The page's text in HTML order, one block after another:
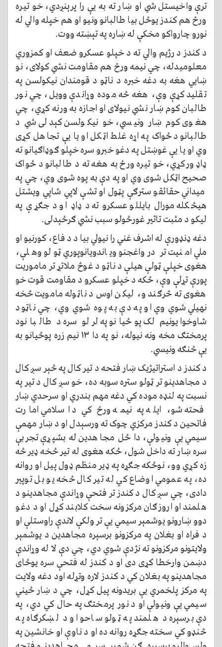
ترې واخيستل شي او ښار ته به یې را پرېنږدي، خو تیره
ورځ هم کندز یوځل بیا طالبانو ونیو او هم خپله والي له
نورو چارواکو مخکې له ښاره په تېښته ووت.
د کندز د رژیم والي ته د خپلو عسکرو ضعف او کمزوري
معلوميدله، چي نیمه ورځ هم مقاومت نشي کولای، نو
ښايي هغه به دغه خبره د ناټو د قومندان نيکولسن په
تقلید کړې وې، هغه څه موده وړاندې وویل، چي نور
طالبان کوم ښار نشي نيولای او اجازه به ورنه کړي، چي
هغوی کوم ښار ونیسي، خو نيکولسن کېدلی شي د
طالبانو د ځواک په اړه غلط اټکل او یا يې تجاهل کړی
وي او یا يې غوښتل په دغو خبرو سره خپلو ګوډاګیانو ته
ډاډ ورکړي، خو تیره ورځ به هغه ته د طالبانو د ځواک
صحيح اټکل شوی وي او په دې به پوه شوی وي، چي په
میداني حقائقو سترګې پټول او تشې لاپي شاپي ويشتل
هيڅکله مورال بايللو عسکرو ته د ډاډ او د جګړې په
لیکو د مثبت تاثير غورځولو سبب نشي ګرځېدلی.
دغه ډنډورې له اشرف غني را نيولي بیا د د فاع، کورنیو او
ملي امنیت تر درواغجنو ویاندویانوپوري ټولو وهلې،
هغوی خپلې ټولې هيلې د ناټو د غوڅ ملاتړ تر ماموریت
پورې تړلې وې، ځکه د خپلو عسکرو د مقاومت قوت خو
هغوی ته څرګند و، لیکن اوس د ناټوله مامویت څخه
نهيلي شوي وي او په دې به پوه شوي وي، چي ناټود
شاوخوا یونیم لک پوځیانو په لرلو سره د طالبانود
پرمختګ مخه ونه نیوله، نو په دا ۱۳ نیم زره پوځیانو به
یې څنګه ونیسي.
د کندز د استراتيژيک ښار فتحه د تیر کال په څېر سږ کال
د مجاهدینو تر ټولو ستره سوبه ده، خو سږ کال د تیر په
نسبت په لنډه موده کي دغه مهم بندري او سرحدي ښار
فحته شو، ايله په نیمه ورځ کي د اسلامي امارت
فاتحین د کندز مرکزي چوک ته ورسېدل او د ښار مهمې
سیمي یې ونیولې، دا ځل مجاهدین له بشپړې تجربې
سره ښار ته داخل شول، ځکه هغوی له تیر څخه ډیر څه
زه کړي وو، نوځکه جګړه په ډیر منظم ډول پيل او روانه
ده، په عمومي اوضاع کي له تیر کال څخه یو بل توپير
دادی، چي سږ کال د کندز تر فتحې وړاندې مجاهدینو د
هلمند او اروزګان مرکزونه سخت کلابند کړل او د دغو
دوو ښارونو یوشمېر سيمي یې تر ولکې لاندې راوستلې او
د فراه او بغلان په مرکزونو برسېره مجاهدین د یوشمېر
ولایتونو مرکزونو ته نژدې شوي دي، چي دې لا له وړاندې
دښمن وارخطا کړی دی او د کندز له فتحې سره یوځای
مجاهدینو په بغلان کي د کندز لاره وتړله اود دغه ولایت
په مرکز پلخمري يې بریدونه پيل کړل، چي د ښار ځیني
سيمي يې ونیولې او د نور پرمختګ په حال کي دي، په
دې برسېره د هلمند په ټولو ساحو او د لښکرګاه په
څنډو کي سخته جګړه روانه ده او د ناوې او خانشین په